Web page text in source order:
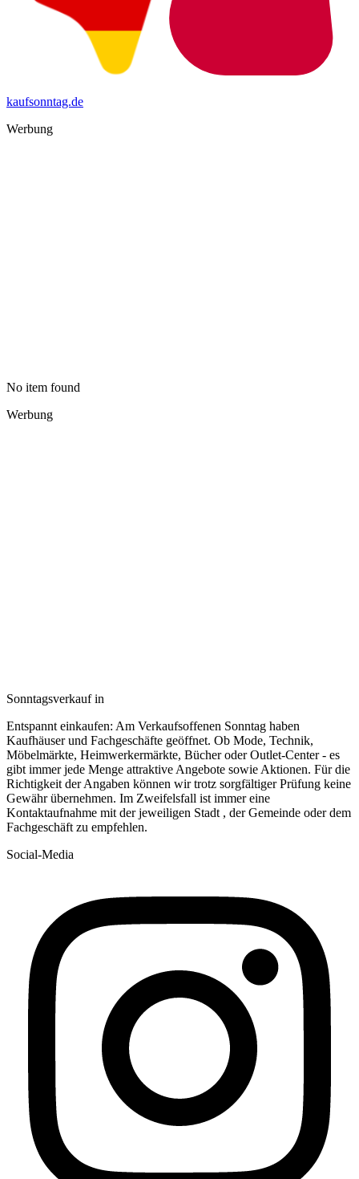
kaufsonntag.de
Werbung
No item found
Werbung
Sonntagsverkauf in
Entspannt einkaufen: Am Verkaufsoffenen Sonntag haben
Kaufhäuser und Fachgeschäfte geöffnet. Ob Mode, Technik,
Möbelmärkte, Heimwerkermärkte, Bücher oder Outlet-Center - es
gibt immer jede Menge attraktive Angebote sowie Aktionen. Für die
Richtigkeit der Angaben können wir trotz sorgfältiger Prüfung keine
Gewähr übernehmen. Im Zweifelsfall ist immer eine
Kontaktaufnahme mit der jeweiligen Stadt , der Gemeinde oder dem
Fachgeschäft zu empfehlen.
Social-Media